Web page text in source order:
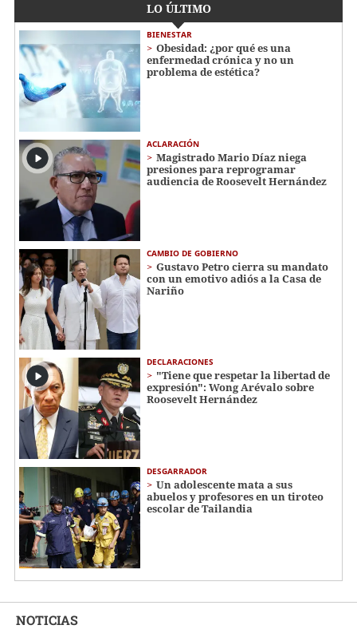
LO ÚLTIMO
BIENESTAR
Obesidad: ¿por qué es una
enfermedad crónica y no un
problema de estética?
ACLARACIÓN
Magistrado Mario Díaz niega
presiones para reprogramar
audiencia de Roosevelt Hernández
CAMBIO DE GOBIERNO
Gustavo Petro cierra su mandato
con un emotivo adiós a la Casa de
Nariño
DECLARACIONES
"Tiene que respetar la libertad de
expresión": Wong Arévalo sobre
Roosevelt Hernández
DESGARRADOR
Un adolescente mata a sus
abuelos y profesores en un tiroteo
escolar de Tailandia
NOTICIAS